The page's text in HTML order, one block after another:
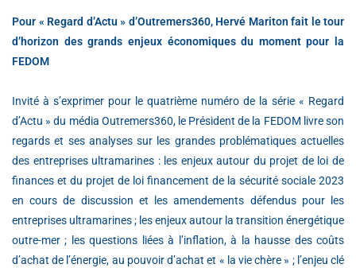
Pour « Regard d’Actu » d’Outremers360, Hervé Mariton fait le tour
d’horizon des grands enjeux économiques du moment pour la
FEDOM
Invité à s’exprimer pour le quatrième numéro de la série « Regard
d’Actu » du média Outremers360, le Président de la FEDOM livre son
regards et ses analyses sur les grandes problématiques actuelles
des entreprises ultramarines : les enjeux autour du projet de loi de
finances et du projet de loi financement de la sécurité sociale 2023
en cours de discussion et les amendements défendus pour les
entreprises ultramarines ; les enjeux autour la transition énergétique
outre-mer ; les questions liées à l’inflation, à la hausse des coûts
d’achat de l’énergie, au pouvoir d’achat et « la vie chère » ; l’enjeu clé